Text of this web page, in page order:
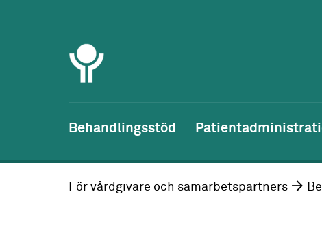
Behandlingsstöd
För vårdgivare och samarbetspartners